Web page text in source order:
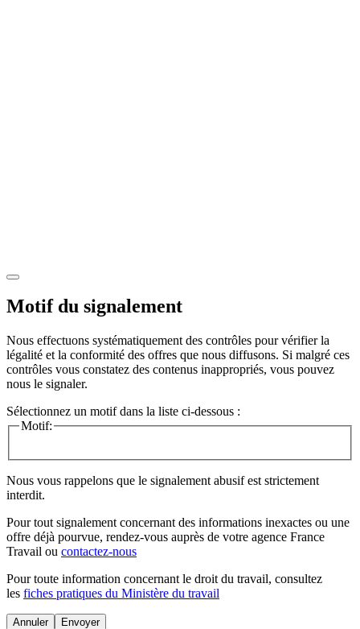
Motif du signalement
Nous effectuons systématiquement des contrôles pour vérifier la
légalité et la conformité des offres que nous diffusons. Si malgré ces
contrôles vous constatez des contenus inappropriés, vous pouvez
nous le signaler.
Sélectionnez un motif dans la liste ci-dessous :
Motif:
Nous vous rappelons que le signalement abusif est strictement
interdit.
Pour tout signalement concernant des informations inexactes ou une
offre déjà pourvue, rendez-vous auprès de votre agence France
Travail ou contactez-nous
Pour toute information concernant le droit du travail, consultez
les fiches pratiques du Ministère du travail
Annuler